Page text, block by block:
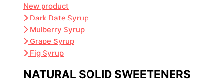
New product
Dark Date Syrup
Mulberry Syrup
Grape Syrup
Fig Syrup
NATURAL SOLID SWEETENERS